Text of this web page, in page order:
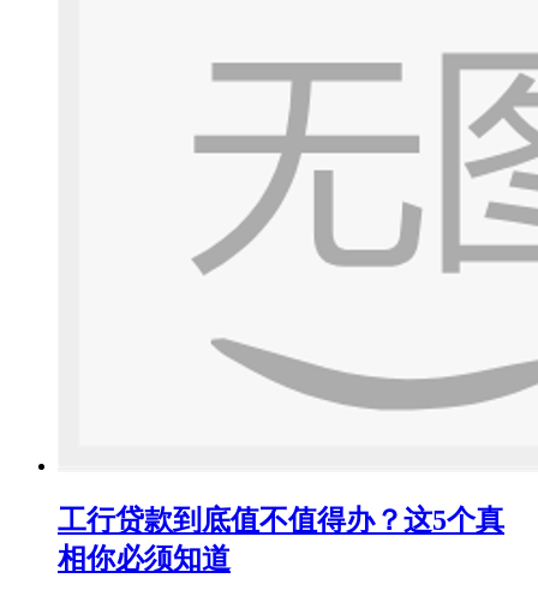
工行贷款到底值不值得办？这5个真
相你必须知道